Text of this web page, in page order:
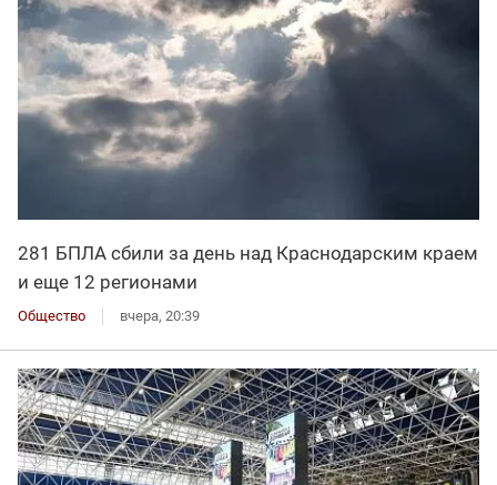
281 БПЛА сбили за день над Краснодарским краем
и еще 12 регионами
Общество вчера, 20:39